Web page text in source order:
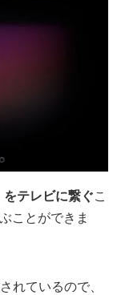
をテレビに繋ぐこ
ことができま
されているので、